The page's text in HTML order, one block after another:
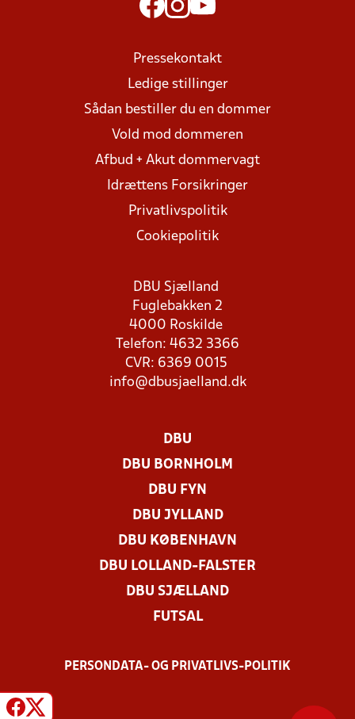
Pressekontakt
Ledige stillinger
Sådan bestiller du en dommer
Vold mod dommeren
Afbud + Akut dommervagt
Idrættens Forsikringer
Privatlivspolitik
Cookiepolitik
DBU Sjælland
Fuglebakken 2
4000 Roskilde
Telefon: 4632 3366
CVR: 6369 0015
info@dbusjaelland.dk
DBU
DBU BORNHOLM
DBU FYN
DBU JYLLAND
DBU KØBENHAVN
DBU LOLLAND-FALSTER
DBU SJÆLLAND
FUTSAL
PERSONDATA- OG PRIVATLIVS-POLITIK